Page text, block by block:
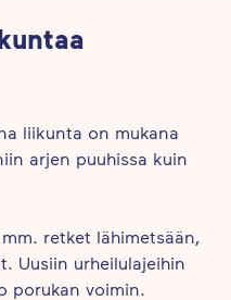
liikunta on mukana
arjen puuhissa kuin
retket lähimetsään,
Uusiin urheilulajeihin
porukan voimin.